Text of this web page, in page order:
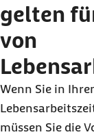
gelten
von
Wenn Sie in
müssen Sie die